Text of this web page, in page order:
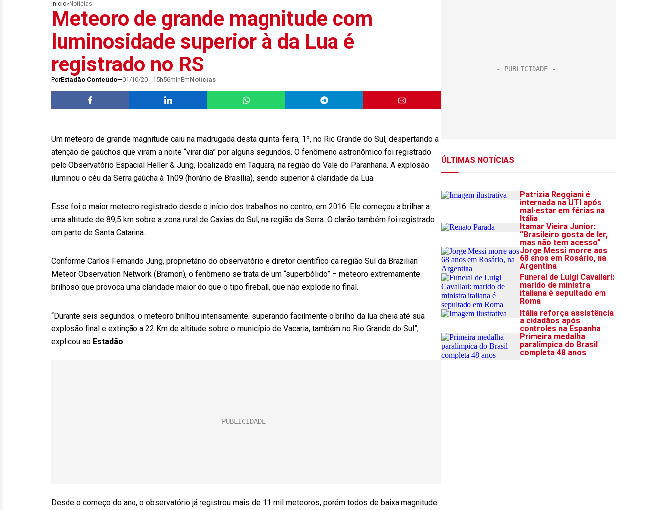
Início> Notícias
Meteoro de grande magnitude com
luminosidade superior à da Lua é
registrado no RS
PorEstadão Conteúdo 01/10/20 - 15h56minEmNotícias
Um meteoro de grande magnitude caiu na madrugada desta quinta-feira, 1º, no Rio Grande do Sul, despertando a
atenção de gaúchos que viram a noite “virar dia” por alguns segundos. O fenômeno astronômico foi registrado
pelo Observatório Espacial Heller & Jung, localizado em Taquara, na região do Vale do Paranhana. A explosão
iluminou o céu da Serra gaúcha à 1h09 (horário de Brasília), sendo superior à claridade da Lua.
Esse foi o maior meteoro registrado desde o início dos trabalhos no centro, em 2016. Ele começou a brilhar a
uma altitude de 89,5 km sobre a zona rural de Caxias do Sul, na região da Serra. O clarão também foi registrado
em parte de Santa Catarina.
Conforme Carlos Fernando Jung, proprietário do observatório e diretor científico da região Sul da Brazilian
Meteor Observation Network (Bramon), o fenômeno se trata de um “superbólido” – meteoro extremamente
brilhoso que provoca uma claridade maior do que o tipo fireball, que não explode no final.
“Durante seis segundos, o meteoro brilhou intensamente, superando facilmente o brilho da lua cheia até sua
explosão final e extinção a 22 Km de altitude sobre o município de Vacaria, também no Rio Grande do Sul”,
explicou ao Estadão.
Desde o começo do ano, o observatório já registrou mais de 11 mil meteoros, porém todos de baixa magnitude